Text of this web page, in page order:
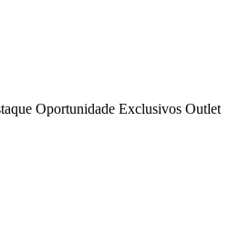
Oportunidade Exclusivos Outlet